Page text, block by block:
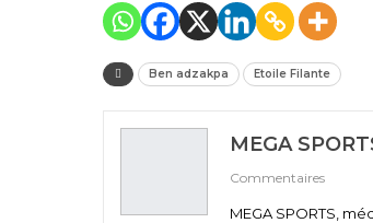
Ben adzakpa Etoile Filante
MEGA
Commentaires
MEGA SPORTS,